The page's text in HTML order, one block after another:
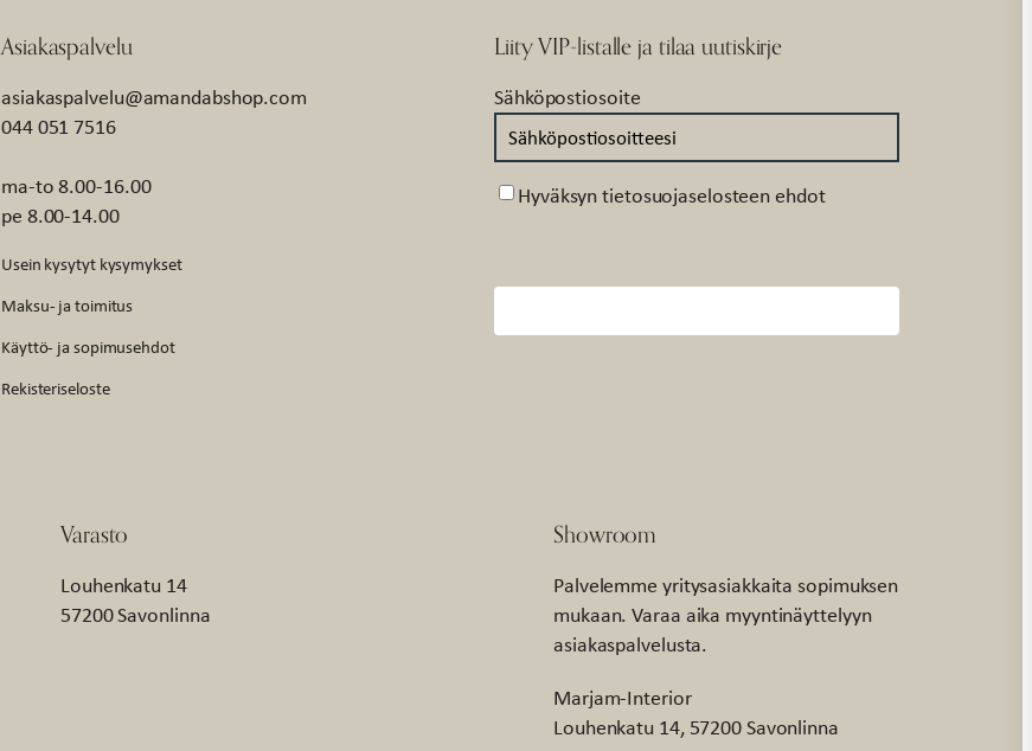
Asiakaspalvelu
asiakaspalvelu@amandabshop.com
044 051 7516
ma-to 8.00-16.00
pe 8.00-14.00
Usein kysytyt kysymykset
Maksu- ja toimitus
Käyttö- ja sopimusehdot
Rekisteriseloste
Liity VIP-listalle ja tilaa uutiskirje
Sähköpostiosoite
Suostumus
Hyväksyn tietosuojaselosteen ehdot
Varasto
Louhenkatu 14
57200 Savonlinna
Showroom
Palvelemme yritysasiakkaita sopimuksen
mukaan. Varaa aika myyntinäyttelyyn
asiakaspalvelusta.
Marjam-Interior
Louhenkatu 14, 57200 Savonlinna